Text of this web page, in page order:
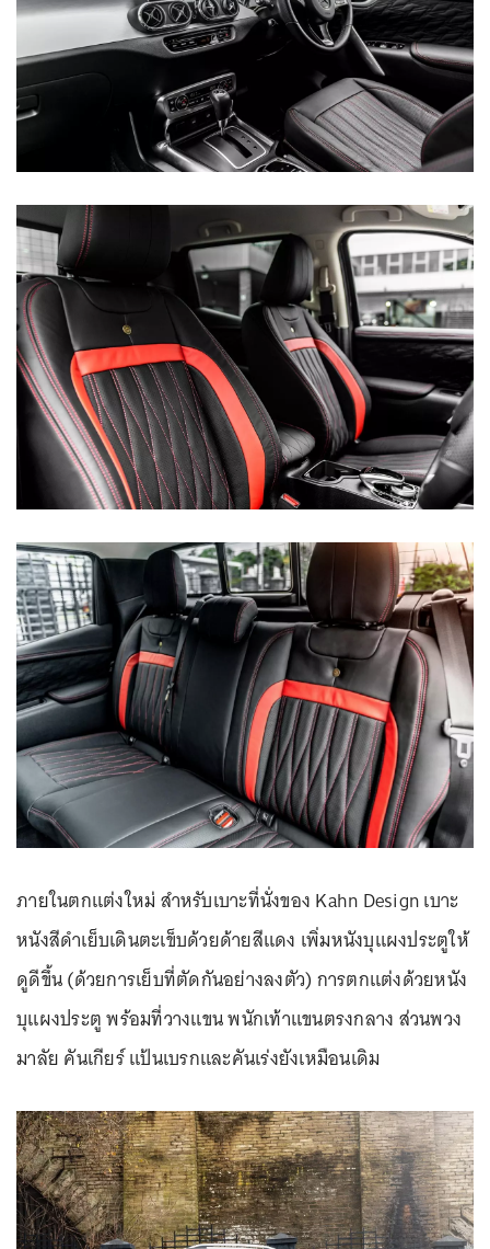
ภายในตกแต่งใหม่ สำหรับเบาะที่นั่งของ Kahn Design เบาะ
หนังสีดำเย็บเดินตะเข็บด้วยด้ายสีแดง เพิ่มหนังบุแผงประตูให้
ดูดีขึ้น (ด้วยการเย็บที่ตัดกันอย่างลงตัว) การตกแต่งด้วยหนัง
บุแผงประตู พร้อมที่วางแขน พนักเท้าแขนตรงกลาง ส่วนพวง
มาลัย คันเกียร์ แป้นเบรกและคันเร่งยังเหมือนเดิม